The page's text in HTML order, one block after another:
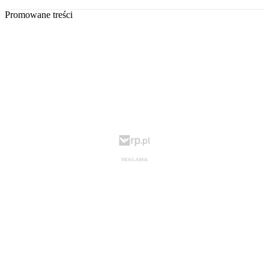
Promowane treści